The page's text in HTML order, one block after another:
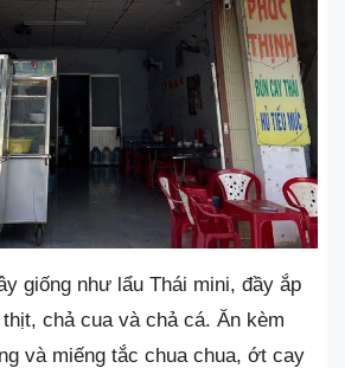
giống như lẩu Thái mini, đầy ắp
chả cua và chả cá. Ăn kèm
và miếng tắc chua chua, ớt cay